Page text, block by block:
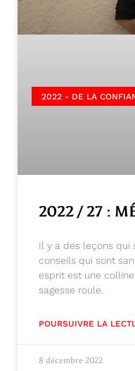
2022 - DE LA
2022 / 27 :
Il y a des leçons qui
conseils qui sont
esprit est une
sagesse roule.
POURSUIVRE LA
8 décembre 2022